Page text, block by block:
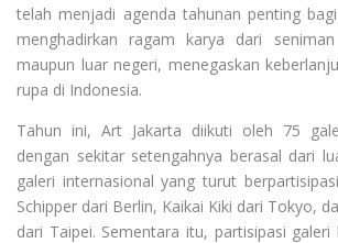
telah menjadi agenda tahunan penting
menghadirkan ragam karya dari
maupun luar negeri, menegaskan
rupa di Indonesia.
Tahun ini, Art Jakarta diikuti oleh 75
dengan sekitar setengahnya berasal dari
galeri internasional yang turut
Schipper dari Berlin, Kaikai Kiki dari Tokyo,
dari Taipei. Sementara itu, partisipasi